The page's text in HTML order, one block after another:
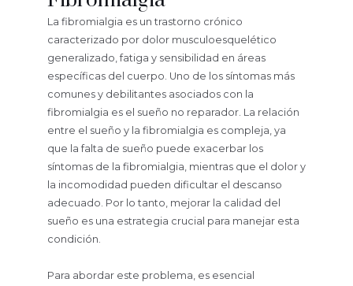
La fibromialgia es un trastorno crónico
caracterizado por dolor musculoesquelético
generalizado, fatiga y sensibilidad en áreas
específicas del cuerpo. Uno de los síntomas más
comunes y debilitantes asociados con la
fibromialgia es el sueño no reparador. La relación
entre el sueño y la fibromialgia es compleja, ya
que la falta de sueño puede exacerbar los
síntomas de la fibromialgia, mientras que el dolor y
la incomodidad pueden dificultar el descanso
adecuado. Por lo tanto, mejorar la calidad del
sueño es una estrategia crucial para manejar esta
condición.
Para abordar este problema, es esencial